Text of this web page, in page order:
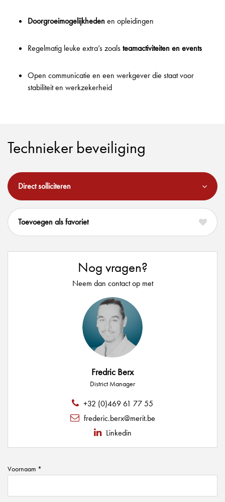
Doorgroeimogelijkhedenen opleidingen
Regelmatig leuke extra’s zoalsteamactiviteiten en events
Open communicatie en een werkgever die staat voor
stabiliteit en werkzekerheid
Technieker beveiliging
Direct solliciteren
favoriet
Nog vragen?
Neem dan contact op met
Fredric Berx
District Manager
+32 (0)469 61 77 55
frederic.berx@merit.be
Linkedin
Voornaam *